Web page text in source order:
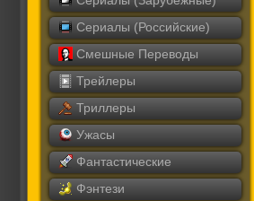
Сериалы (Российские)
Смешные Переводы
Трейлеры
Триллеры
Ужасы
Фантастические
Фэнтези